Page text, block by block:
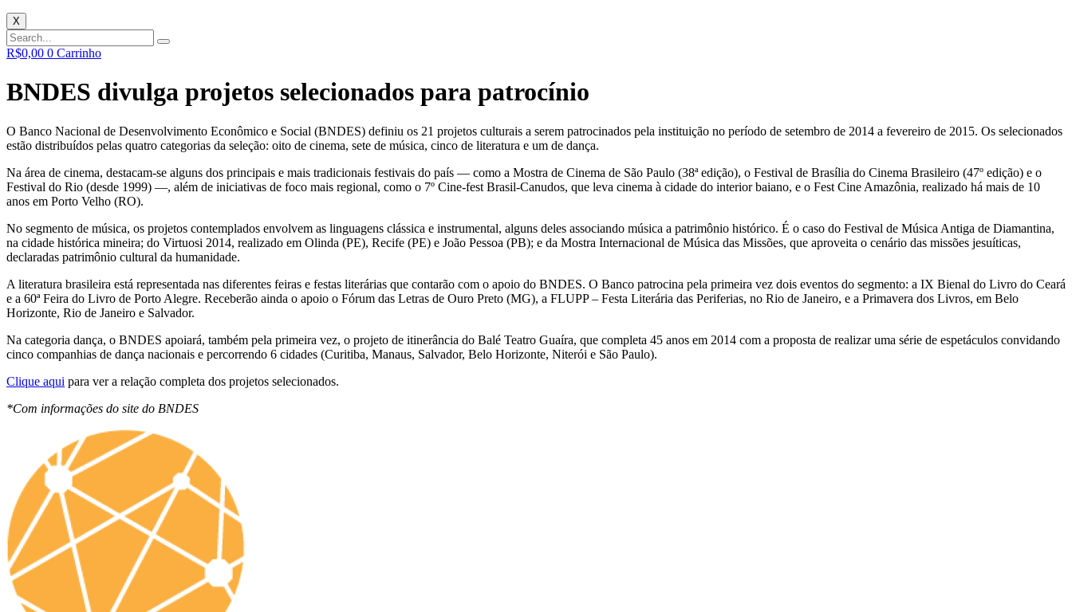
X
R$0,00 0 Carrinho
BNDES divulga projetos selecionados para patrocínio
O Banco Nacional de Desenvolvimento Econômico e Social (BNDES) definiu os 21 projetos culturais a serem patrocinados pela instituição no período de setembro de 2014 a fevereiro de 2015. Os selecionados
estão distribuídos pelas quatro categorias da seleção: oito de cinema, sete de música, cinco de literatura e um de dança.
Na área de cinema, destacam-se alguns dos principais e mais tradicionais festivais do país — como a Mostra de Cinema de São Paulo (38ª edição), o Festival de Brasília do Cinema Brasileiro (47º edição) e o
Festival do Rio (desde 1999) —, além de iniciativas de foco mais regional, como o 7º Cine-fest Brasil-Canudos, que leva cinema à cidade do interior baiano, e o Fest Cine Amazônia, realizado há mais de 10
anos em Porto Velho (RO).
No segmento de música, os projetos contemplados envolvem as linguagens clássica e instrumental, alguns deles associando música a patrimônio histórico. É o caso do Festival de Música Antiga de Diamantina,
na cidade histórica mineira; do Virtuosi 2014, realizado em Olinda (PE), Recife (PE) e João Pessoa (PB); e da Mostra Internacional de Música das Missões, que aproveita o cenário das missões jesuíticas,
declaradas patrimônio cultural da humanidade.
A literatura brasileira está representada nas diferentes feiras e festas literárias que contarão com o apoio do BNDES. O Banco patrocina pela primeira vez dois eventos do segmento: a IX Bienal do Livro do Ceará
e a 60ª Feira do Livro de Porto Alegre. Receberão ainda o apoio o Fórum das Letras de Ouro Preto (MG), a FLUPP – Festa Literária das Periferias, no Rio de Janeiro, e a Primavera dos Livros, em Belo
Horizonte, Rio de Janeiro e Salvador.
Na categoria dança, o BNDES apoiará, também pela primeira vez, o projeto de itinerância do Balé Teatro Guaíra, que completa 45 anos em 2014 com a proposta de realizar uma série de espetáculos convidando
cinco companhias de dança nacionais e percorrendo 6 cidades (Curitiba, Manaus, Salvador, Belo Horizonte, Niterói e São Paulo).
Clique aqui para ver a relação completa dos projetos selecionados.
*Com informações do site do BNDES